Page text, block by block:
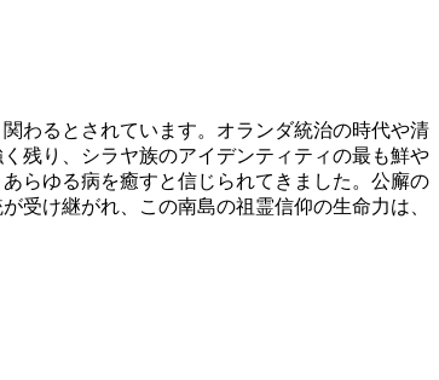
わるとされています。オランダ統治の時代や清
残り、シラヤ族のアイデンティティの最も鮮や
らゆる病を癒すと信じられてきました。公廨の
受け継がれ、この南島の祖霊信仰の生命力は、